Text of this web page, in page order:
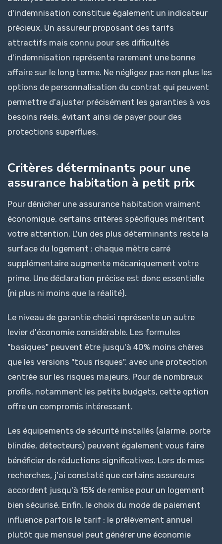
d'indemnisation constitue également un indicateur
précieux. Un assureur proposant des tarifs
attractifs mais connu pour ses difficultés
d'indemnisation représente rarement une bonne
affaire sur le long terme. Ne négligez pas non plus les
options de personnalisation du contrat qui peuvent
permettre d'ajuster précisément les garanties à vos
besoins réels, évitant ainsi de payer pour des
protections superflues.
Critères déterminants pour une
assurance habitation à petit prix
Pour dénicher une assurance habitation vraiment
économique, certains critères spécifiques méritent
votre attention. L'un des plus déterminants reste la
surface du logement : chaque mètre carré
supplémentaire augmente mécaniquement votre
prime. Une déclaration précise est donc essentielle
(ni plus ni moins que la réalité).
Le niveau de garantie choisi représente un autre
levier d'économie considérable. Les formules
"basiques" peuvent être jusqu'à 40% moins chères
que les versions "tous risques", avec une protection
centrée sur les risques majeurs. Pour de nombreux
profils, notamment les petits budgets, cette option
offre un compromis intéressant.
Les équipements de sécurité installés (alarme, porte
blindée, détecteurs) peuvent également vous faire
bénéficier de réductions significatives. Lors de mes
recherches, j'ai constaté que certains assureurs
accordent jusqu'à 15% de remise pour un logement
bien sécurisé. Enfin, le choix du mode de paiement
influence parfois le tarif : le prélèvement annuel
plutôt que mensuel peut générer une économie